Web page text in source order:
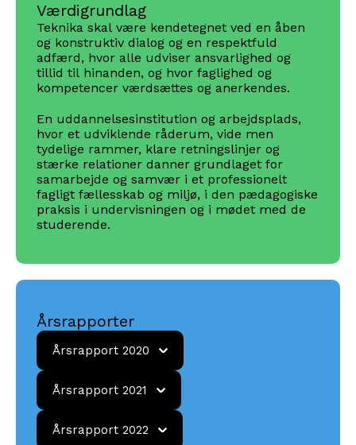
Værdigrundlag
Teknika skal være kendetegnet ved en åben
og konstruktiv dialog og en respektfuld
adfærd, hvor alle udviser ansvarlighed og
tillid til hinanden, og hvor faglighed og
kompetencer værdsættes og anerkendes.
En uddannelsesinstitution og arbejdsplads,
hvor et udviklende råderum, vide men
tydelige rammer, klare retningslinjer og
stærke relationer danner grundlaget for
samarbejde og samvær i et professionelt
fagligt fællesskab og miljø, i den pædagogiske
praksis i undervisningen og i mødet med de
studerende.
Årsrapporter
Årsrapport 2020
Årsrapport
2020
Årsrapport 2021
Årsrapport
2021
Årsrapport 2022
Årsrapport
2022